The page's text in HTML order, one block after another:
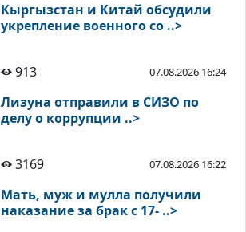
Кыргызстан и Китай обсудили
укрепление военного со ..>
913 07.08.2026 16:24
Лизуна отправили в СИЗО по
делу о коррупции ..>
3169 07.08.2026 16:22
Мать, муж и мулла получили
наказание за брак с 17- ..>